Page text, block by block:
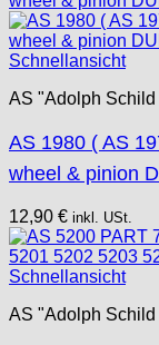
Schnellansicht
AS "Adolph Schild
AS 1980 ( AS
wheel & pinion
12,90 € inkl. USt.
Schnellansicht
AS "Adolph Schild